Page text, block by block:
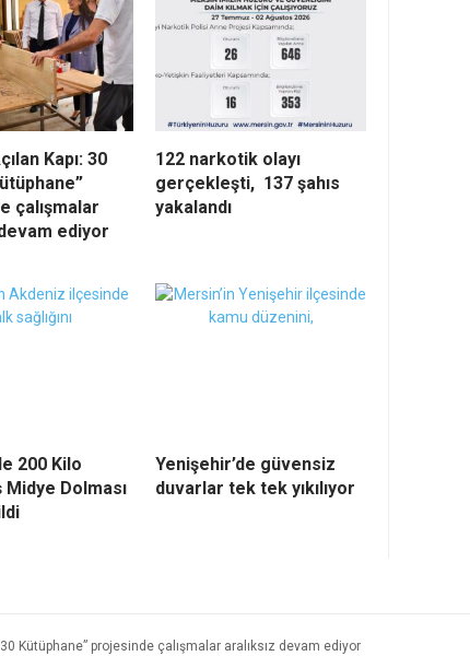
Kapı: 30
çalışmalar
ediyor
122 narkotik olayı
gerçekleşti, 137 şahıs
yakalandı
200 Kilo
Midye Dolması
Yenişehir’de güvensiz
duvarlar tek tek yıkılıyor
Kütüphane” projesinde çalışmalar aralıksız devam ediyor